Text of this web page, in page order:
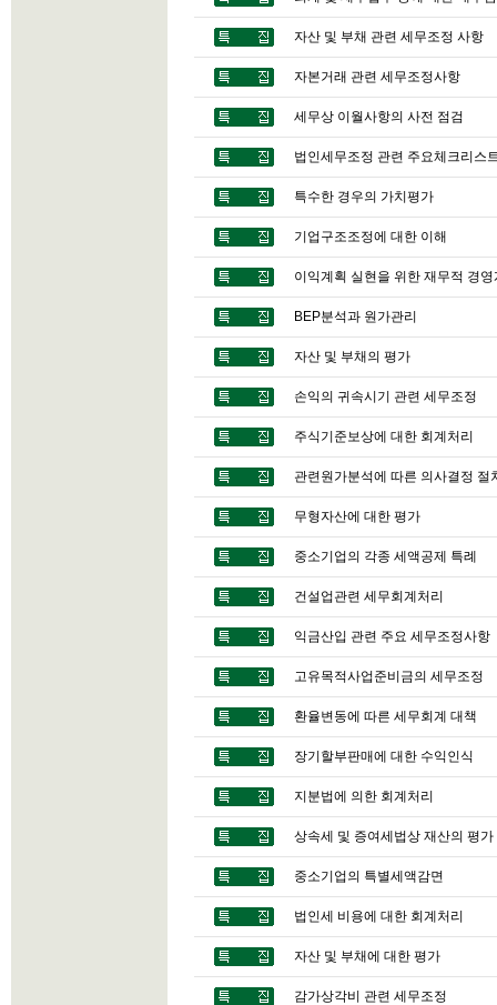
자산 및 부채 관련 세무조정 사항
자본거래 관련 세무조정사항
세무상 이월사항의 사전 점검
법인세무조정 관련 주요체크리스
특수한 경우의 가치평가
기업구조조정에 대한 이해
이익계획 실현을 위한 재무적 경영
BEP분석과 원가관리
자산 및 부채의 평가
손익의 귀속시기 관련 세무조정
주식기준보상에 대한 회계처리
관련원가분석에 따른 의사결정 절
무형자산에 대한 평가
중소기업의 각종 세액공제 특례
건설업관련 세무회계처리
익금산입 관련 주요 세무조정사항
고유목적사업준비금의 세무조정
환율변동에 따른 세무회계 대책
장기할부판매에 대한 수익인식
지분법에 의한 회계처리
상속세 및 증여세법상 재산의 평가
중소기업의 특별세액감면
법인세 비용에 대한 회계처리
자산 및 부채에 대한 평가
감가상각비 관련 세무조정